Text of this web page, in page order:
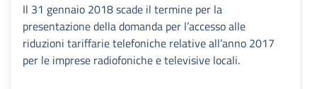
Il 31 gennaio 2018 scade il termine per la
presentazione della domanda per l’accesso alle
riduzioni tariffarie telefoniche relative all’anno 2017
per le imprese radiofoniche e televisive locali.